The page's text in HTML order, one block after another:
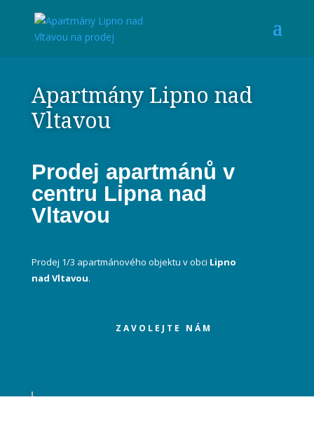
Apartmány Lipno nad
Vltavou
Prodej apartmánů v
centru Lipna nad
Vltavou
Prodej 1/3 apartmánového objektu v obci Lipno
nad Vltavou.
ZAVOLEJTE NÁM